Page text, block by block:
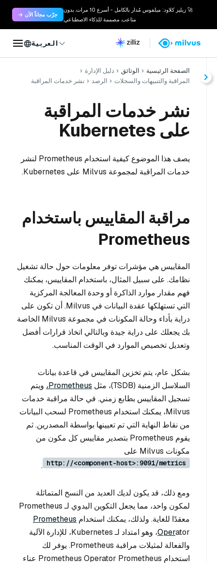
🚀 زيليز كلاود: ميلفوس مُدار بالكامل - أسرع 10 مرات. بدون
متاعب. مصممة للذكاء الاصطناعي.
جرّب مجاناً الآن →
العربية
الصفحة الرئيسية الوثائق
دليل الإدارة
المراقبة والتنبيهات والسجلات
الرصد نشر خدمات المراقبة
نشر خدمات المراقبة
على Kubernetes
يصف هذا الموضوع كيفية استخدام Prometheus لنشر
خدمات المراقبة لمجموعة Milvus على Kubernetes.
مراقبة المقاييس باستخدام
Prometheus
المقاييس هي مؤشرات توفر معلومات حول حالة تشغيل
نظامك. على سبيل المثال، باستخدام المقاييس، يمكنك
فهم مقدار موارد الذاكرة أو وحدة المعالجة المركزية
التي تستهلكها عقدة البيانات في Milvus. أن تكون على
دراية بأداء وحالة المكونات في مجموعة Milvus الخاصة
بك يجعلك على دراية جيدة وبالتالي اتخاذ قرارات أفضل
وتعديل تخصيص الموارد في الوقت المناسب.
بشكل عام، يتم تخزين المقاييس في قاعدة بيانات
السلاسل الزمنية (TSDB)، مثل
Prometheus، ويتم
تسجيل المقاييس بطابع زمني. في حالة مراقبة خدمات
Milvus، يمكنك استخدام Prometheus لسحب البيانات
من نقاط النهاية التي تم تعيينها بواسطة المصدرين. ثم
يقوم Prometheus بتصدير مقاييس كل مكون من
مكونات Milvus على
http://<component-host>:9091/metrics
.
ومع ذلك، قد يكون لديك العديد من النسخ المتماثلة
لمكون واحد، مما يجعل التكوين اليدوي لـ Prometheus
معقدًا للغاية. ولذلك، يمكنك استخدام Prometheus
Oper
ator، وهو امتداد لـ Kubernetes، للإدارة الآلية
والفعالة لمثيلات مراقبة Prometheus. يوفر لك
استخدام Prometheus Operator Prometheus عناء